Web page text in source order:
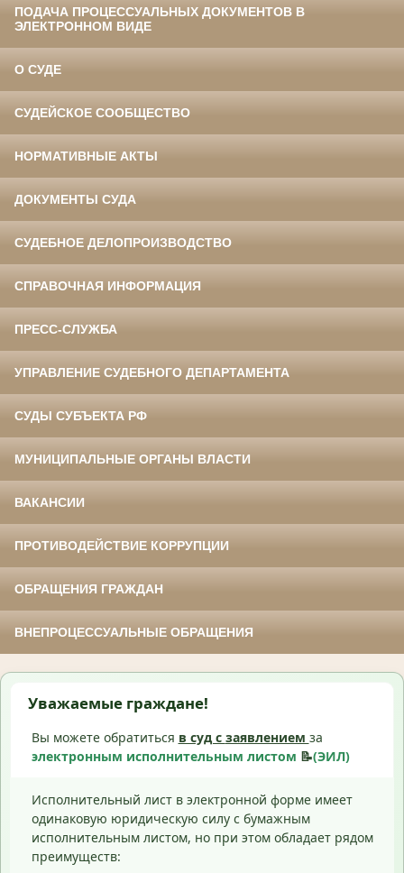
ПОДАЧА ПРОЦЕССУАЛЬНЫХ ДОКУМЕНТОВ В
ЭЛЕКТРОННОМ ВИДЕ
О СУДЕ
СУДЕЙСКОЕ СООБЩЕСТВО
НОРМАТИВНЫЕ АКТЫ
ДОКУМЕНТЫ СУДА
СУДЕБНОЕ ДЕЛОПРОИЗВОДСТВО
СПРАВОЧНАЯ ИНФОРМАЦИЯ
ПРЕСС-СЛУЖБА
УПРАВЛЕНИЕ СУДЕБНОГО ДЕПАРТАМЕНТА
СУДЫ СУБЪЕКТА РФ
МУНИЦИПАЛЬНЫЕ ОРГАНЫ ВЛАСТИ
ВАКАНСИИ
ПРОТИВОДЕЙСТВИЕ КОРРУПЦИИ
ОБРАЩЕНИЯ ГРАЖДАН
ВНЕПРОЦЕССУАЛЬНЫЕ ОБРАЩЕНИЯ
Уважаемые граждане!
Вы можете обратиться в суд с заявлением за
электронным исполнительным листом 📝(ЭИЛ)
Исполнительный лист в электронной форме имеет
одинаковую юридическую силу с бумажным
исполнительным листом, но при этом обладает рядом
преимуществ: